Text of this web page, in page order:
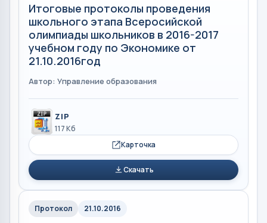
Итоговые протоколы проведения
школьного этапа Всеросийской
олимпиады школьников в 2016-2017
учебном году по Экономике от
21.10.2016год
Автор: Управление образования
ZIP
117 Кб
Карточка
Скачать
Протокол 21.10.2016